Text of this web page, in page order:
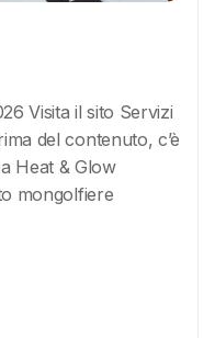
Visita il sito Servizi
del contenuto, c’è
Heat & Glow
mongolfiere